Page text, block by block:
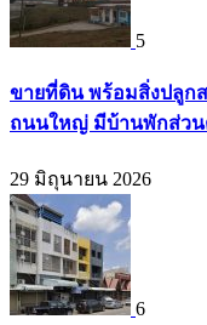
5
ขายที่ดิน พร้อมสิ่งปลูกส
ถนนใหญ่ มีบ้านพักส่วนตั
29 มิถุนายน 2026
6